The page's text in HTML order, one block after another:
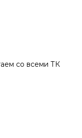
со всеми ТК